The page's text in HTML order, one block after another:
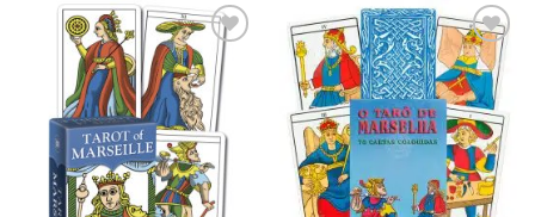
Adicionar
aos meus
desejos
Adicionar
aos meus
desejos